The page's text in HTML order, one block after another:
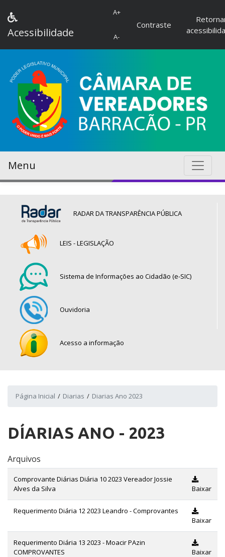
Acessibilidade
A+
A-
Contraste
Menu
RADAR DA TRANSPARÊNCIA PÚBLICA
LEIS - LEGISLAÇÃO
Sistema de Informações ao Cidadão (e-SIC)
Ouvidoria
Acesso a informação
Página Inicial Diarias Diarias Ano 2023
DÍARIAS ANO - 2023
Arquivos
Comprovante Diárias Diária 10 2023 Vereador Jossie
Alves da Silva
Baixar
Requerimento Diária 12 2023 Leandro - Comprovantes
Baixar
Requerimento Diária 13 2023 - Moacir PAzin
COMPROVANTES
Baixar